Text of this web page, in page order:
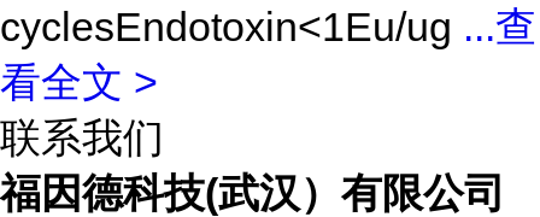
cyclesEndotoxin<1Eu/ug ...查
看全文 >
联系我们
福因德科技(武汉）有限公司